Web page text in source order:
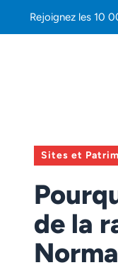
Rejoignez les 10
Sites et
de la